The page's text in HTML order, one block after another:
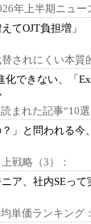
年上半期ニュー
えてOJT負担増
されにくい本質
化できない、「
まれた記事“10選
？」と問われる
戦略（3）：
ア、社内SEっ
単価ランキング：